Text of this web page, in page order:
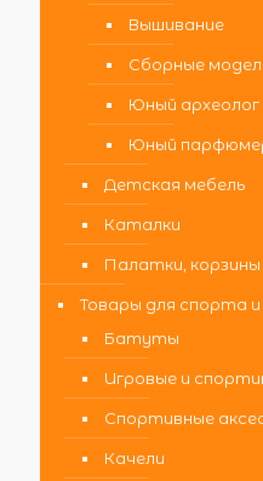
Вышивание
Сборные
Юный археолог
Юный
Детская мебель
Каталки
Палатки, корзины
Товары для спорта
Батуты
Игровые и
Спортивные
Качели